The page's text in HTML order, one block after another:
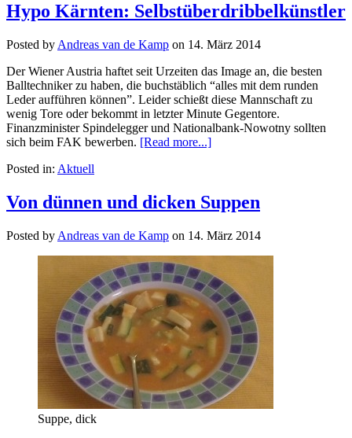
Hypo Kärnten: Selbstüberdribbelkünstler
Posted by Andreas van de Kamp on 14. März 2014
Der Wiener Austria haftet seit Urzeiten das Image an, die besten
Balltechniker zu haben, die buchstäblich “alles mit dem runden
Leder aufführen können”. Leider schießt diese Mannschaft zu
wenig Tore oder bekommt in letzter Minute Gegentore.
Finanzminister Spindelegger und Nationalbank-Nowotny sollten
sich beim FAK bewerben. [Read more...]
Posted in: Aktuell
Von dünnen und dicken Suppen
Posted by Andreas van de Kamp on 14. März 2014
Suppe, dick